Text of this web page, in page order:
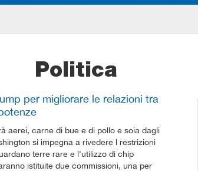
Politica
per migliorare le relazioni tra
aerei, carne di bue e di pollo e soia dagli
si impegna a rivedere l restrizioni
terre rare e l'utilizzo di chip
istituite due commissioni, una per